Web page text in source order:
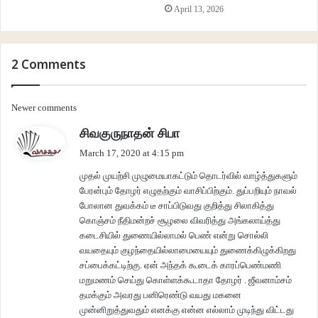
“லேட் ஆகுமாம்” “12 மணி ஆகிடும்” “வருவாங்களானு தெரியல” கூட்டத்தில்
அங்கொன்றும் இங்கொன்றுமாய் வந்த வார்த்தைகள் அவள் காதில் விழுந்தன.
அங்க போயிருக்காங்க” என்றார் அவர்.
“அப்போ இன்னைக்கு லீவா?” என்றாள் மீண்டுமாக.
“இல்லம்மா, அந்த நிகழ்ச்சி முடிஞ்சதும் வருவாங்க. ஆனா எப்போ முடியும்னு
சரியா சொல்ல முடியாது. அதுவரை காத்துக் கெடக்கனும்” என்று எரிச்சலாக
வழக்கம்போல் ஒரு மணி நேரத்தில் முடிந்துவிடும் என்று நினைத்து அரைநாள்
மட்டுமே விடுப்பு எடுத்திருந்தாள் சுகந்தி. “அவ்வளவுதான். இனி போக
April 13, 2026
2 Comments
Comments
navigation
Newer comments
சிவகுருநாதன் சிபாs
s
:
March 17, 2020 at 4:15 pm
முதல் முயற்சி முழுமையாகட்டும் தொடர்வில் வாழ்த்துகளும்
பேரன்பும் தோழர் எழுதற்கும் வாசிப்பிற்கும். துப்பறியும் நாவல்
போலான துவக்கம் டீ சாப்பிடுவது குறித்து சிலாகித்து
கொஞ்சம் நீதிமன்றச் சூழலை விவரித்து அங்கலாய்த்து
கடைசியில் துணையில்லாமல் பெண் என்று சொல்லி
வயதையும் குழந்தையில்லாமையையும் துணைக்கிழுக்கிறது
சப்பைக்கட்டிற்கு. ஏன் அந்தக் கூடைக் காரப்பெண்மணி
மறுமணம் செய்து கொள்ளக்கூடாதா தோழர் . ஜீவனாம்சம்
தமக்கும் அவரது பனிரெண்டு வயது மகனை
முன்னிறுத்துவதும் எனக்கு என்ன எல்லாம் முடிந்து விட்டது